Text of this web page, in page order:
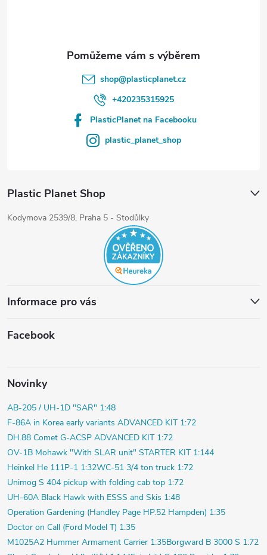
shop@plasticplanet.cz
+420235315925
PlasticPlanet na Facebooku
plastic_planet_shop
Plastic Planet Shop
Kodymova 2539/8, Praha 5 - Stodůlky
Informace pro vás
Facebook
Novinky
AB-205 / UH-1D "SAR" 1:48
F-86A in Korea early variants ADVANCED KIT 1:72
DH.88 Comet G-ACSP ADVANCED KIT 1:72
OV-1B Mohawk "With SLAR unit" STARTER KIT 1:144
Heinkel He 111P-1 1:32WC-51 3/4 ton truck 1:72
Unimog S 404 pickup with folding cab top 1:72
UH-60A Black Hawk with ESSS and Skis 1:48
Operation Gardening (Handley Page HP.52 Hampden) 1:35
Doctor on Call (Ford Model T) 1:35
M1025A2 Hummer Armament Carrier 1:35Borgward B 3000 S 1:72